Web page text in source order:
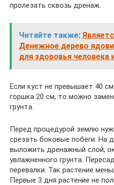
пролезать сквозь дренаж.
Читайте также:
Денежное дерево
для здоровья человека
Если куст не превышает 40
горшка 20 см, то можно
грунта.
Перед процедурой землю
срезать боковые побеги. На
выложить дренажный слой,
увлажненного грунта.
перевалки. Так растение
Первые 3 дня растение не